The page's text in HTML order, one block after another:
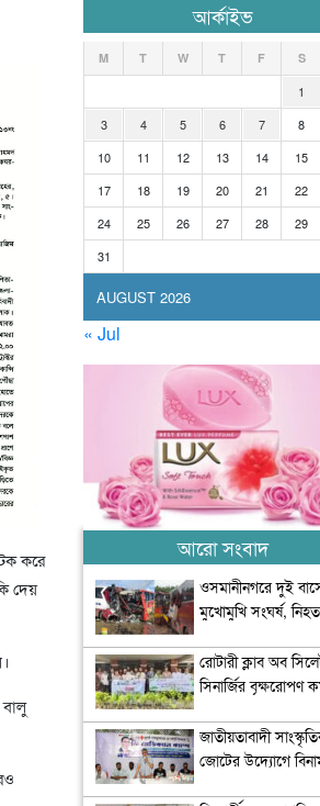
করে
দেয়
আর্কাইভ
AUGUST 2026
M T W T F S
1
3
4 5 6 7 8
10
11 12 13 14 15
17
18 19 20 21 22
24
25 26 27 28 29
31
« Jul
আরো সংবাদ
ওসমানীনগরে দুই
মুখোমুখি সংঘর্ষ,
রোটারী ক্লাব অব
সিনার্জির বৃক্ষরোপণ
জাতীয়তাবাদী
জোটের উদ্যোগে